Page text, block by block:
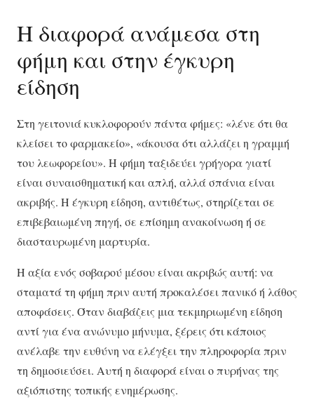
Η διαφορά ανάμεσα στη
φήμη και στην έγκυρη
είδηση
Στη γειτονιά κυκλοφορούν πάντα φήμες: «λένε ότι θα
κλείσει το φαρμακείο», «άκουσα ότι αλλάζει η γραμμή
του λεωφορείου». Η φήμη ταξιδεύει γρήγορα γιατί
είναι συναισθηματική και απλή, αλλά σπάνια είναι
ακριβής. Η έγκυρη είδηση, αντιθέτως, στηρίζεται σε
επιβεβαιωμένη πηγή, σε επίσημη ανακοίνωση ή σε
διασταυρωμένη μαρτυρία.
Η αξία ενός σοβαρού μέσου είναι ακριβώς αυτή: να
σταματά τη φήμη πριν αυτή προκαλέσει πανικό ή λάθος
αποφάσεις. Όταν διαβάζεις μια τεκμηριωμένη είδηση
αντί για ένα ανώνυμο μήνυμα, ξέρεις ότι κάποιος
ανέλαβε την ευθύνη να ελέγξει την πληροφορία πριν
τη δημοσιεύσει. Αυτή η διαφορά είναι ο πυρήνας της
αξιόπιστης τοπικής ενημέρωσης.